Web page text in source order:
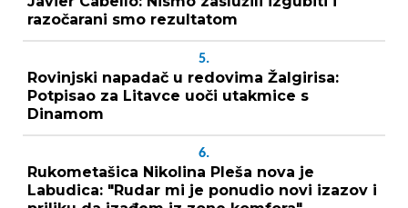
razočarani smo rezultatom
5.
Rovinjski napadač u redovima Žalgirisa:
Potpisao za Litavce uoči utakmice s
Dinamom
6.
Rukometašica Nikolina Pleša nova je
Labudica: "Rudar mi je ponudio novi izazov i